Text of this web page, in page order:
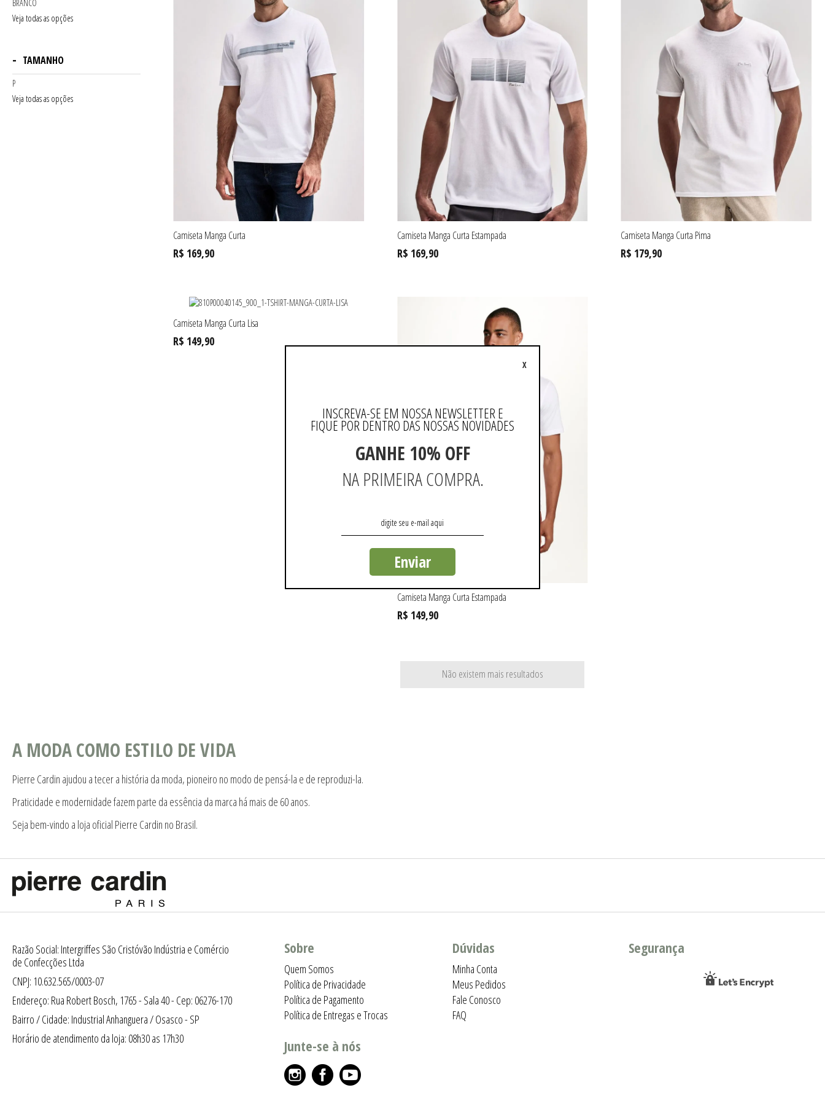
BRANCO
Veja todas as opções
TAMANHO
P
Veja todas as opções
Camiseta Manga Curta
R$ 169,90
Camiseta Manga Curta Estampada
R$ 169,90
Camiseta Manga Curta Pima
R$ 179,90
Camiseta Manga Curta Lisa
R$ 149,90
Camiseta Manga Curta Estampada
R$ 149,90
Não existem mais resultados
A MODA COMO ESTILO DE VIDA
Pierre Cardin ajudou a tecer a história da moda, pioneiro no modo de pensá-la e de reproduzi-la.
Praticidade e modernidade fazem parte da essência da marca há mais de 60 anos.
Seja bem-vindo a loja oficial Pierre Cardin no Brasil.
Razão Social: Intergriffes São Cristóvão Indústria e Comércio
de Confecções Ltda
CNPJ: 10.632.565/0003-07
Endereço: Rua Robert Bosch, 1765 - Sala 40 - Cep: 06276-170
Bairro / Cidade: Industrial Anhanguera / Osasco - SP
Horário de atendimento da loja: 08h30 as 17h30
Sobre
Quem Somos
Política de Privacidade
Política de Pagamento
Política de Entregas e Trocas
Junte-se à nós
Dúvidas
Minha Conta
Meus Pedidos
Fale Conosco
FAQ
Segurança
INSCREVA-SE EM NOSSA NEWSLETTER E
FIQUE POR DENTRO DAS NOSSAS NOVIDADES
GANHE 10% OFF
NA PRIMEIRA COMPRA.
Enviar
X